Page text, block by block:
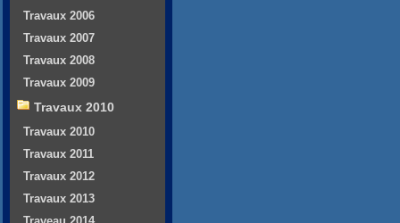
Travaux 2006
Travaux 2007
Travaux 2008
Travaux 2009
Travaux 2010
Travaux 2010
Travaux 2011
Travaux 2012
Travaux 2013